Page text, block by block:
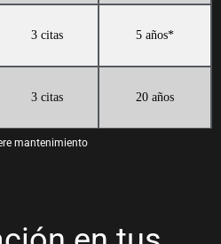
3 citas 5 años*
3 citas 20 años
mantenimiento